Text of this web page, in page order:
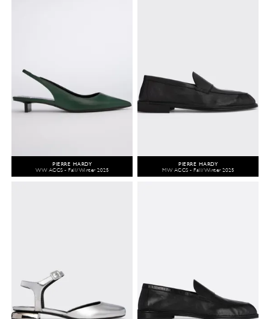
PIERRE HARDY
WW ACCS - Fall/Winter 2025
PIERRE HARDY
MW ACCS - Fall/Winter 2025